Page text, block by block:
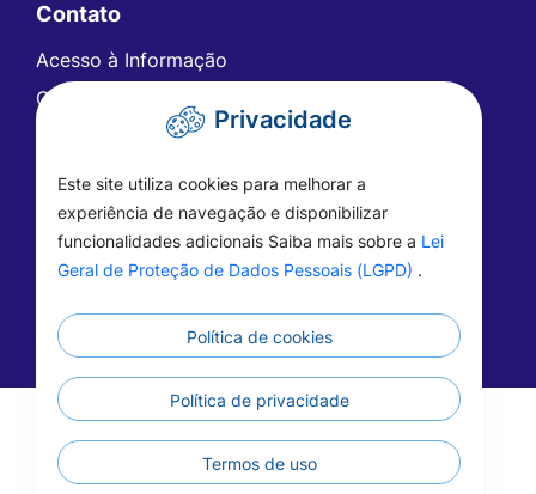
Contato
Acesso à Informação
Ouvidoria
Carta de Serviços
Telefones Úteis
FAQ - Perguntas Frequentes
©2026 - Prefeitura de Vera - MT - Todos os
direitos reservados
Privacidade
Este site utiliza cookies para melhorar a
experiência de navegação e disponibilizar
funcionalidades adicionais Saiba mais sobre a Lei
Geral de Proteção de Dados Pessoais (LGPD) .
Política de cookies
Política de privacidade
Termos de uso